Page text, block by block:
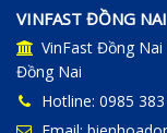
VINFAST ĐỒNG NAI
VinFast Đồng
Đồng Nai
Hotline: 0985 383